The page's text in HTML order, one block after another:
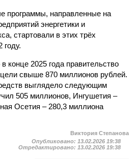
программы, направленные на
энергетики и
стартовали в этих трёх
году.
конце 2025 года правительство
свыше 870 миллионов рублей.
выглядело следующим
505 миллионов, Ингушетия –
Осетия – 280,3 миллиона
Виктория Степанова
Опубликовано: 13.02.2026 19:38
Отредактировано: 13.02.2026 19:38